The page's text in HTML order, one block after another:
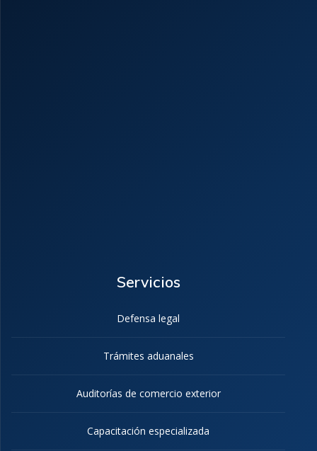
Servicios
Defensa legal
Trámites aduanales
Auditorías de comercio exterior
Capacitación especializada